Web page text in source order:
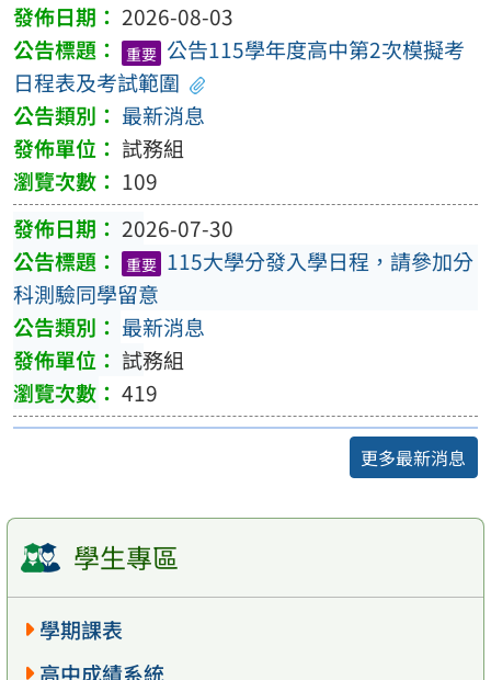
2026-08-03
重要 公告115學年度高中第2次模擬考
日程表及考試範圍
最新消息
試務組
109
2026-07-30
重要 115大學分發入學日程，請參加分
科測驗同學留意
最新消息
試務組
419
更多最新消息
學生專區
學期課表
高中成績系統